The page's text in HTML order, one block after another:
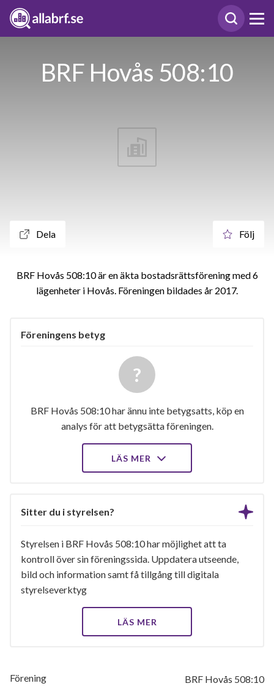
BRF Hovås 508:10
Dela Följ
BRF Hovås 508:10 är en äkta bostadsrättsförening med 6
lägenheter i Hovås. Föreningen bildades år 2017
Föreningens betyg
BRF Hovås 508:10 har ännu inte betygsatts, köp en
analys för att betygsätta föreningen.
LÄS MER
Sitter du i styrelsen?
Styrelsen i BRF Hovås 508:10 har möjlighet att ta
kontroll över sin föreningssida. Uppdatera utseende,
bild och information samt få tillgång till digitala
styrelseverktyg
LÄS MER
Förening BRF Hovås 508:10